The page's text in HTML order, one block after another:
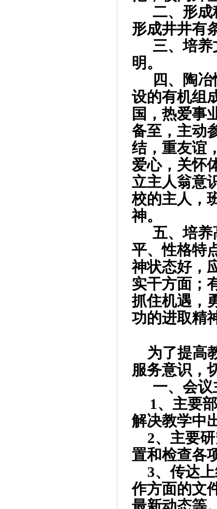
二、形成
形成井井有
三、培
明。
四、陶
设的有机组
国，热爱事
备至，主动
结，重友谊
爱心，关怀
立主人翁意
校的主人，
神。
五、培养
平、性格特
神状态好，
实干方面；
抓住机遇，
功的进取精
为了提高
服务意识，
一、会议
1、主要
解决教学中
2、主要
置和检查各
3、传达
作方面的文